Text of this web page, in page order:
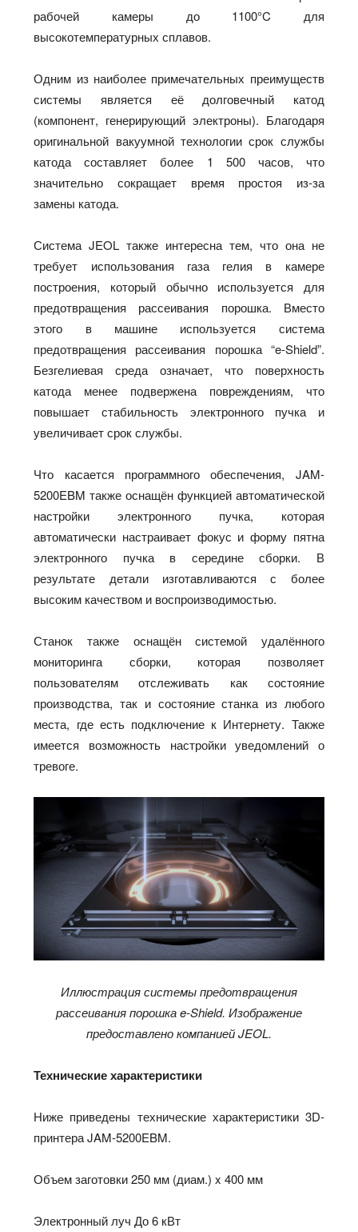
рабочей камеры до 1100°C для
высокотемпературных сплавов.
Одним из наиболее примечательных преимуществ
системы является её долговечный катод
(компонент, генерирующий электроны). Благодаря
оригинальной вакуумной технологии срок службы
катода составляет более 1 500 часов, что
значительно сокращает время простоя из-за
замены катода.
Система JEOL также интересна тем, что она не
требует использования газа гелия в камере
построения, который обычно используется для
предотвращения рассеивания порошка. Вместо
этого в машине используется система
предотвращения рассеивания порошка “e-Shield”.
Безгелиевая среда означает, что поверхность
катода менее подвержена повреждениям, что
повышает стабильность электронного пучка и
увеличивает срок службы.
Что касается программного обеспечения, JAM-
5200EBM также оснащён функцией автоматической
настройки электронного пучка, которая
автоматически настраивает фокус и форму пятна
электронного пучка в середине сборки. В
результате детали изготавливаются с более
высоким качеством и воспроизводимостью.
Станок также оснащён системой удалённого
мониторинга сборки, которая позволяет
пользователям отслеживать как состояние
производства, так и состояние станка из любого
места, где есть подключение к Интернету. Также
имеется возможность настройки уведомлений о
тревоге.
Иллюстрация системы предотвращения
рассеивания порошка e-Shield. Изображение
предоставлено компанией JEOL.
Технические характеристики
Ниже приведены технические характеристики 3D-
принтера JAM-5200EBM.
Объем заготовки 250 мм (диам.) x 400 мм
Электронный луч До 6 кВт